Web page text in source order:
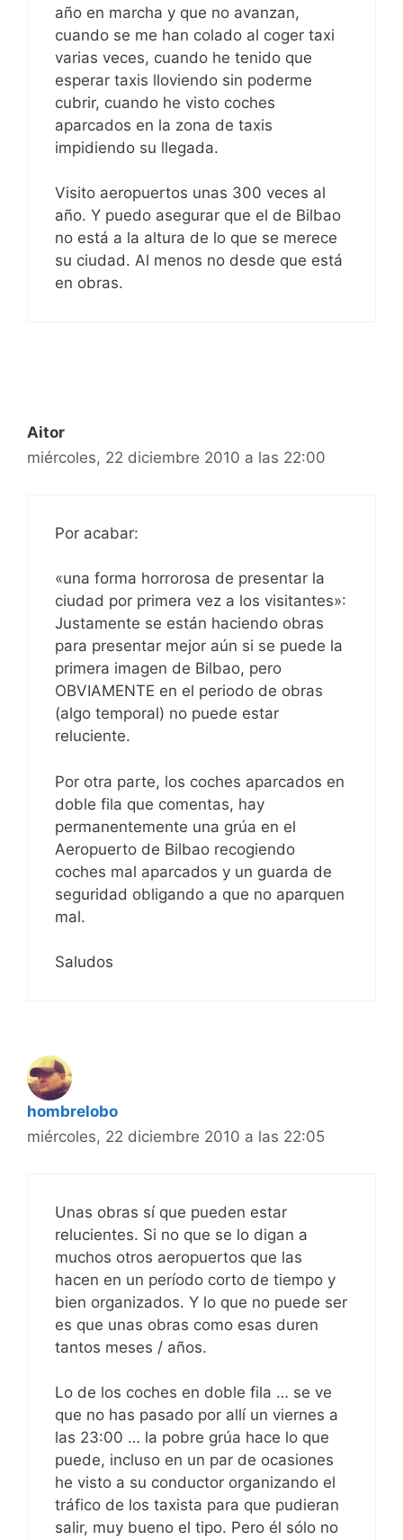
año en marcha y que no avanzan,
cuando se me han colado al coger taxi
varias veces, cuando he tenido que
esperar taxis lloviendo sin poderme
cubrir, cuando he visto coches
aparcados en la zona de taxis
impidiendo su llegada.
Visito aeropuertos unas 300 veces al
año. Y puedo asegurar que el de Bilbao
no está a la altura de lo que se merece
su ciudad. Al menos no desde que está
en obras.
Aitor
miércoles, 22 diciembre 2010 a las 22:00
Por acabar:
«una forma horrorosa de presentar la
ciudad por primera vez a los visitantes»:
Justamente se están haciendo obras
para presentar mejor aún si se puede la
primera imagen de Bilbao, pero
OBVIAMENTE en el periodo de obras
(algo temporal) no puede estar
reluciente.
Por otra parte, los coches aparcados en
doble fila que comentas, hay
permanentemente una grúa en el
Aeropuerto de Bilbao recogiendo
coches mal aparcados y un guarda de
seguridad obligando a que no aparquen
mal.
Saludos
hombrelobo
miércoles, 22 diciembre 2010 a las 22:05
Unas obras sí que pueden estar
relucientes. Si no que se lo digan a
muchos otros aeropuertos que las
hacen en un período corto de tiempo y
bien organizados. Y lo que no puede ser
es que unas obras como esas duren
tantos meses / años.
Lo de los coches en doble fila … se ve
que no has pasado por allí un viernes a
las 23:00 … la pobre grúa hace lo que
puede, incluso en un par de ocasiones
he visto a su conductor organizando el
tráfico de los taxista para que pudieran
salir, muy bueno el tipo. Pero él sólo no